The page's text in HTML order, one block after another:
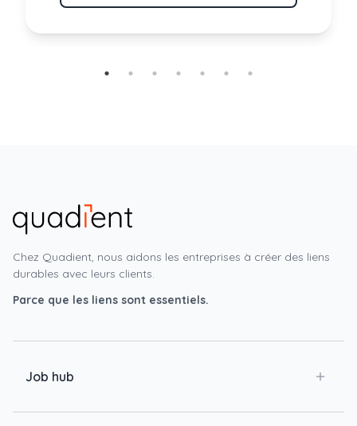
Chez Quadient, nous aidons les entreprises à créer des liens
durables avec leurs clients.
Parce que les liens sont essentiels.
Job hub